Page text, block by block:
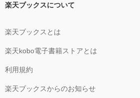
楽天ブックスについて
楽天ブックスとは
楽天kobo電子書籍ストアとは
利用規約
楽天ブックスからのお知らせ